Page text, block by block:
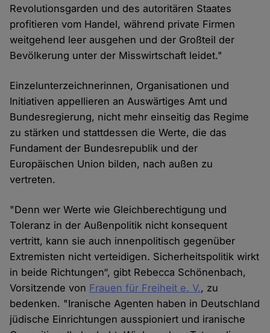
Revolutionsgarden und des autoritären Staates
profitieren vom Handel, während private Firmen
weitgehend leer ausgehen und der Großteil der
Bevölkerung unter der Misswirtschaft leidet."
Einzelunterzeichnerinnen, Organisationen und
Initiativen appellieren an Auswärtiges Amt und
Bundesregierung, nicht mehr einseitig das Regime
zu stärken und stattdessen die Werte, die das
Fundament der Bundesrepublik und der
Europäischen Union bilden, nach außen zu
vertreten.
"Denn wer Werte wie Gleichberechtigung und
Toleranz in der Außenpolitik nicht konsequent
vertritt, kann sie auch innenpolitisch gegenüber
Extremisten nicht verteidigen. Sicherheitspolitik wirkt
in beide Richtungen“, gibt Rebecca Schönenbach,
Vorsitzende von Frauen für Freiheit e. V., zu
bedenken. "Iranische Agenten haben in Deutschland
jüdische Einrichtungen ausspioniert und iranische